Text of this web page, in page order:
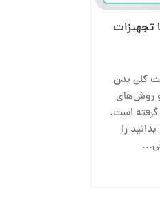
تجهیزات
کلی بدن
و روش‌های
گرفته است.
را